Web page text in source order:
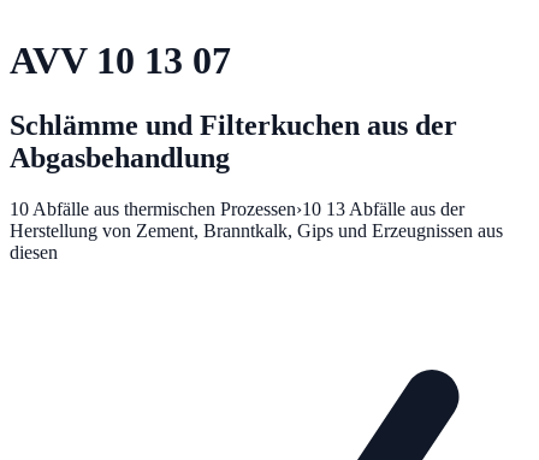
AVV 10 13 07
Schlämme und Filterkuchen aus der
Abgasbehandlung
10 Abfälle aus thermischen Prozessen›10 13 Abfälle aus der
Herstellung von Zement, Branntkalk, Gips und Erzeugnissen aus
diesen